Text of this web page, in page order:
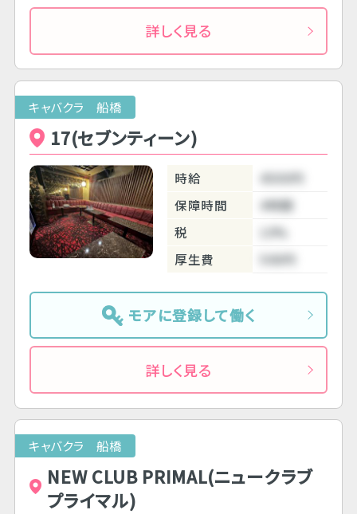
詳しく見る
キャバクラ 船橋
17(セブンティーン)
時給
4500円
保障時間
4時間
税
10%
厚生費
500円
モアに登録して働く
詳しく見る
キャバクラ 船橋
NEW CLUB PRIMAL(ニュークラブ
プライマル)